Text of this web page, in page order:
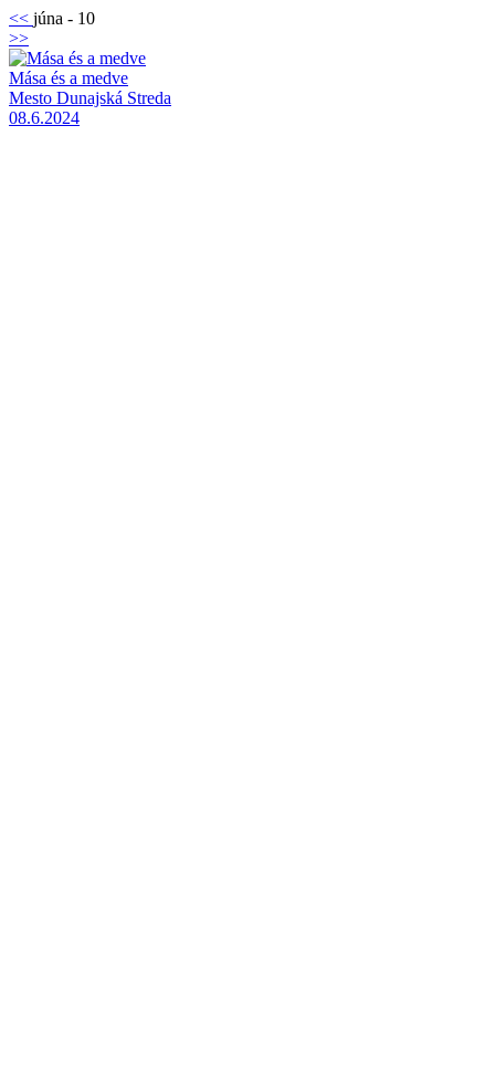
<< júna - 10
>>
Mása és a medve
Mesto Dunajská Streda
08.6.2024